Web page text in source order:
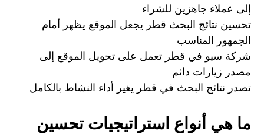
إلى عملاء جاهزين للشراء
تحسين نتائج البحث قطر يجعل الموقع يظهر أمام
الجمهور المناسب
شركة سيو في قطر تعمل على تحويل الموقع إلى
مصدر زيارات دائم
تصدر نتائج البحث في قطر يغير أداء النشاط بالكامل
ما هي أنواع استراتيجيات تحسين